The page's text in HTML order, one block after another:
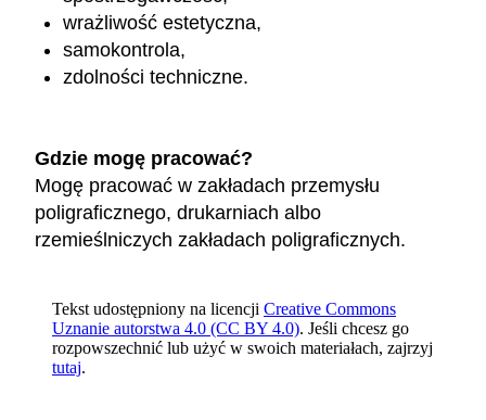
wrażliwość estetyczna,
samokontrola,
zdolności techniczne.
Gdzie mogę pracować?
Mogę pracować w zakładach przemysłu
poligraficznego, drukarniach albo
rzemieślniczych zakładach poligraficznych.
Tekst udostępniony na licencji Creative Commons
Uznanie autorstwa 4.0 (CC BY 4.0). Jeśli chcesz go
rozpowszechnić lub użyć w swoich materiałach, zajrzyj
tutaj.